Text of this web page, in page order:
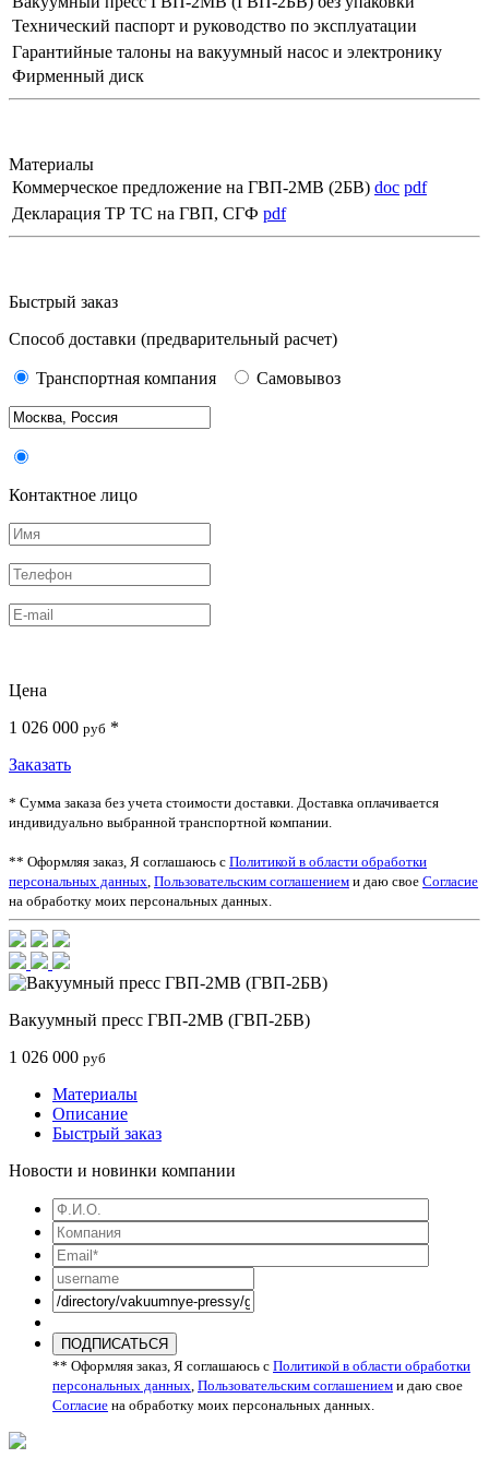
Технический паспорт и руководство по эксплуатации
Гарантийные талоны на вакуумный насос и электронику
Фирменный диск
Материалы
Коммерческое предложение на ГВП-2МВ (2БВ) doc pdf
Декларация ТР ТС на ГВП, СГФ pdf
Быстрый заказ
Способ доставки (предварительный расчет)
Транспортная компания Самовывоз
Контактное лицо
Цена
1 026 000 руб *
Заказать
* Сумма заказа без учета стоимости доставки. Доставка оплачивается
индивидуально выбранной транспортной компании.
** Оформляя заказ, Я соглашаюсь с Политикой в области обработки
персональных данных, Пользовательским соглашением и даю свое Согласие
на обработку моих персональных данных.
Вакуумный пресс ГВП-2МВ (ГВП-2БВ)
1 026 000 руб
Материалы
Описание
Быстрый заказ
Новости и новинки компании
ПОДПИСАТЬСЯ
** Оформляя заказ, Я соглашаюсь с Политикой в области обработки
персональных данных, Пользовательским соглашением и даю свое
Согласие на обработку моих персональных данных.